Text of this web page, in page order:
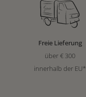
Freie Lieferung
über € 300
innerhalb der EU*